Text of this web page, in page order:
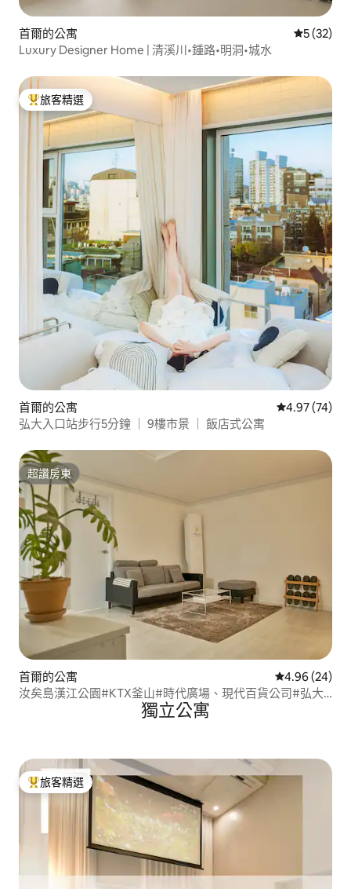
首爾的公寓 從 32 則評
5 (32)
Luxury Designer Home | 清溪川•鍾路•明洞•城水
旅客精選榜首
旅客精選
首爾的公寓 從 74 則評價
4.97 (74)
弘大入口站步行5分鐘 ｜ 9樓市景 ｜ 飯店式公寓
超讚房東
超讚房東
首爾的公寓 從 24 則評價
4.96 (24)
汝矣島漢江公園#KTX釜山#時代廣場、現代百貨公司#弘大
街#高尺圓頂體育館 K-POP#寬敞的客廳#歡迎團體入住
獨立公寓
旅客精選榜首
旅客精選